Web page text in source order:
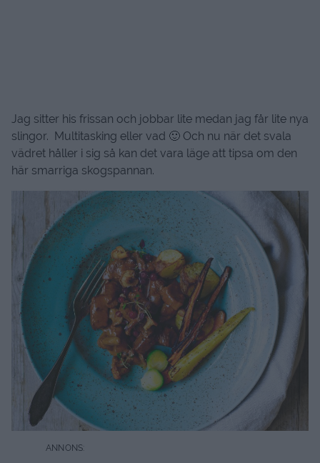
Jag sitter his frissan och jobbar lite medan jag får lite nya
slingor. Multitasking eller vad 🙂 Och nu när det svala
vädret håller i sig så kan det vara läge att tipsa om den
här smarriga skogspannan.